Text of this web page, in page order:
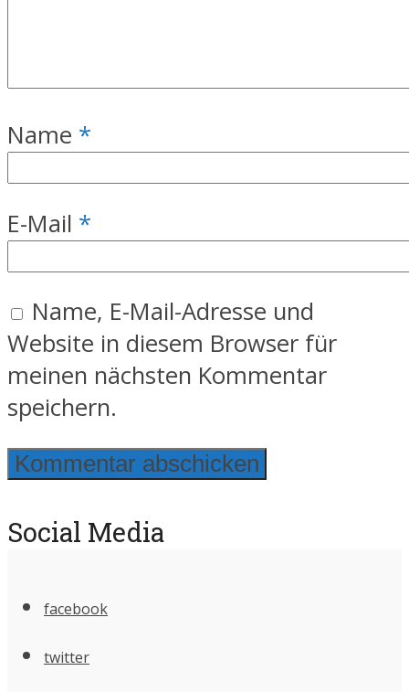
Name *
E-Mail *
Name, E-Mail-Adresse und
Website in diesem Browser für
meinen nächsten Kommentar
speichern.
Social Media
facebook
twitter